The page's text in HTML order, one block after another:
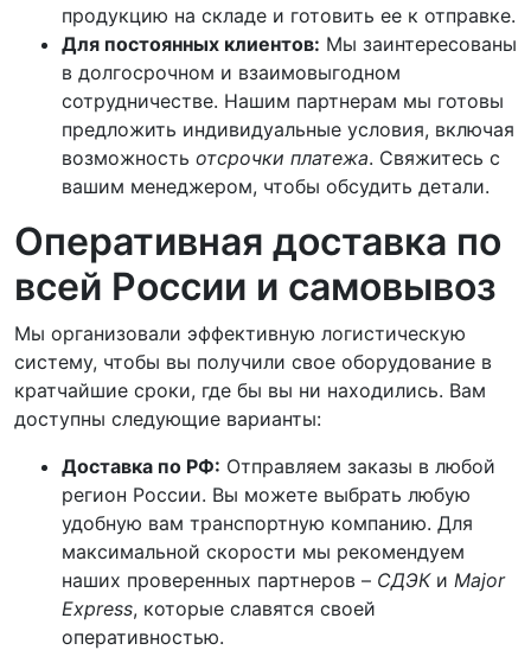
продукцию на складе и готовить ее к отправке.
Для постоянных клиентов: Мы заинтересованы
в долгосрочном и взаимовыгодном
сотрудничестве. Нашим партнерам мы готовы
предложить индивидуальные условия, включая
возможность отсрочки платежа. Свяжитесь с
вашим менеджером, чтобы обсудить детали.
Оперативная доставка по
всей России и самовывоз
Мы организовали эффективную логистическую
систему, чтобы вы получили свое оборудование в
кратчайшие сроки, где бы вы ни находились. Вам
доступны следующие варианты:
Доставка по РФ: Отправляем заказы в любой
регион России. Вы можете выбрать любую
удобную вам транспортную компанию. Для
максимальной скорости мы рекомендуем
наших проверенных партнеров – СДЭКи Major
Express, которые славятся своей
оперативностью.